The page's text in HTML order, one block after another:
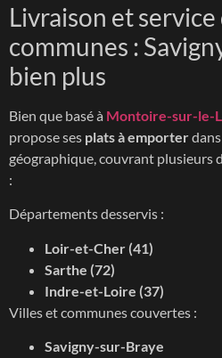
Livraison et
communes :
bien plus
Bien que basé à Montoire-sur-le-
propose ses plats à emporter
géographique, couvrant plusieurs
:
Départements desservis :
Loir-et-Cher (41)
Sarthe (72)
Indre-et-Loire (37)
Villes et communes couvertes :
Savigny-sur-Braye